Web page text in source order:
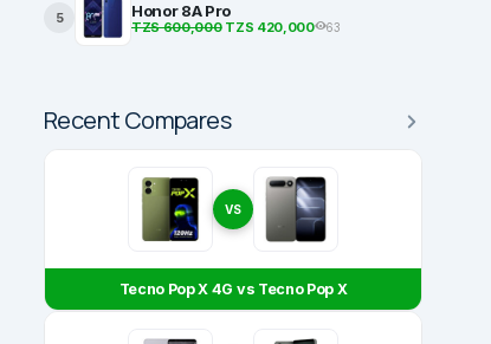
5 Honor 8A Pro
TZS 600,000TZS 420,000 63
Recent Compares
VS
Tecno Pop X 4G vs Tecno Pop X